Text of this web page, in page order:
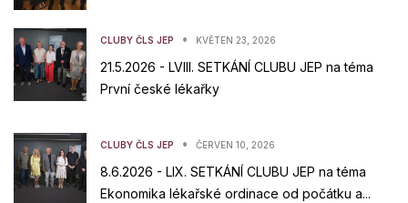
CLUBY ČLS JEP • KVĚTEN 23, 2026
21.5.2026 - LVIII. SETKÁNÍ CLUBU JEP na téma
První české lékařky
CLUBY ČLS JEP • ČERVEN 10, 2026
8.6.2026 - LIX. SETKÁNÍ CLUBU JEP na téma
Ekonomika lékařské ordinace od počátku a...